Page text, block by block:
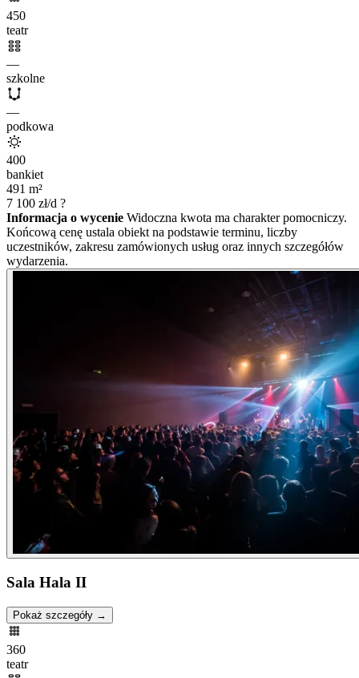
450
teatr
—
szkolne
—
podkowa
400
bankiet
491 m²
7 100 zł/d ?
Informacja o wycenie Widoczna kwota ma charakter pomocniczy.
Końcową cenę ustala obiekt na podstawie terminu, liczby
uczestników, zakresu zamówionych usług oraz innych szczegółów
wydarzenia.
Sala Hala II
Pokaż szczegóły →
360
teatr